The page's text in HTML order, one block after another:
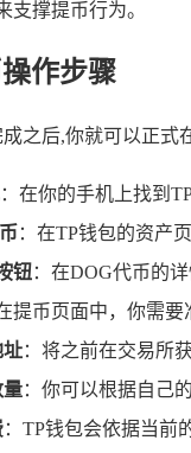
支撑提币行为。
作步骤
之后,你就可以正式
：在你的手机上找到
：在TP钱包的资产
钮：在DOG代币的
提币页面中，你需要
址：将之前在交易所
量：你可以根据自己
：TP钱包会依据当前